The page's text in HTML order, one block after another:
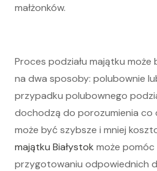
małżonków.
Proces podziału majątku
na dwa sposoby: polubownie
przypadku polubownego
dochodzą do porozumienia co
może być szybsze i mniej
majątku Białystok może
przygotowaniu odpowiednich